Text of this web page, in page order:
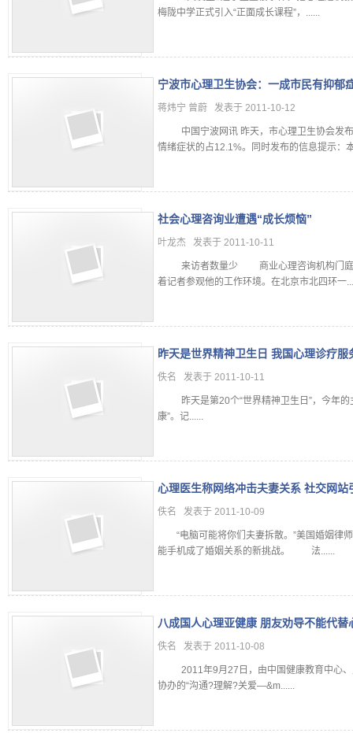
梅陇中学正式引入“正面成长课程”，......
宁波市心理卫生协会：一成市民有抑郁
蒋炜宁 曾蔚 发表于 2011-10-12
中国宁波网讯 昨天，市心理卫生协会发布
情绪症状的占12.1%。同时发布的信息提示：
社会心理咨询业遭遇“成长烦恼”
叶龙杰 发表于 2011-10-11
来访者数量少 商业心理咨询机构门庭
着记者参观他的工作环境。在北京市北四环一
昨天是世界精神卫生日 我国心理诊疗服
佚名 发表于 2011-10-11
昨天是第20个“世界精神卫生日”，今年的
康”。记......
心理医生称网络冲击夫妻关系 社交网站
佚名 发表于 2011-10-09
“电脑可能将你们夫妻拆散。”美国婚姻律
能手机成了婚姻关系的新挑战。 法......
八成国人心理亚健康 朋友劝导不能代替
佚名 发表于 2011-10-08
2011年9月27日，由中国健康教育中心、
协办的“沟通?理解?关爱—&m......